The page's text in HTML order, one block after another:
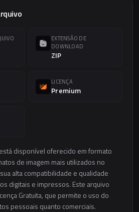
EXTENSÃO DE
DOWNLOAD
ZIP
LICENÇA
Premium
disponível oferecido em formato
de imagem mais utilizados no
alta compatibilidade e qualidade
digitais e impressos. Este arquivo
Gratuita, que permite o uso do
pessoais quanto comerciais.